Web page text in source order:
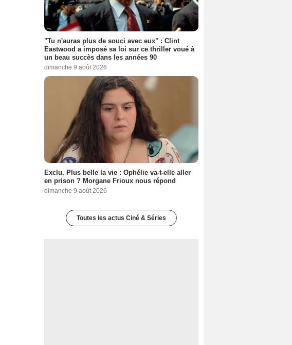
"Tu n'auras plus de souci avec eux" : Clint
Eastwood a imposé sa loi sur ce thriller voué à
un beau succès dans les années 90
dimanche 9 août 2026
Exclu. Plus belle la vie : Ophélie va-t-elle aller
en prison ? Morgane Frioux nous répond
dimanche 9 août 2026
Toutes les actus Ciné & Séries